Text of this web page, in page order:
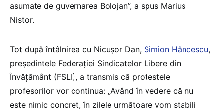
asumate de guvernarea Bolojan”, a spus Marius
Nistor.
Tot după întâlnirea cu Nicușor Dan, Simion Hăncescu,
președintele Federației Sindicatelor Libere din
Învățământ (FSLI), a transmis că protestele
profesorilor vor continua: „Având în vedere că nu
este nimic concret, în zilele următoare vom stabili